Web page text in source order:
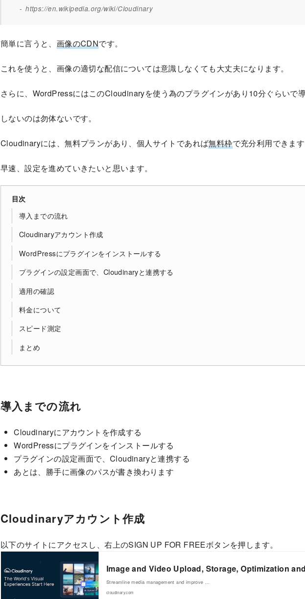
https://en.wikipedia.org/wiki/Cloudinary
簡単に言うと、 画像のCDNです。
これを使うと、画像の適切な配信については意識しなくても大丈夫になります。
さらに、WordPressにはこのCloudinaryを使う為のプラグインがあり10分ぐらいで
しないのは勿体ないです。
Cloudinaryには、無料プランがあり、個人サイトであれば無料枠で充分利用できます
早速、設定を進めていきたいと思います。
目次
導入までの流れ
Cloudinaryアカウント作成
WordPressにプラグインをインストールする
プラグインの設定画面で、Cloudinaryと連携する
適用の確認
料金について
スピード測定
まとめ
導入までの流れ
Cloudinaryにアカウントを作成する
WordPressにプラグインをインストールする
プラグインの設定画面で、Cloudinaryと連携する
あとは、勝手に画像のパスが書き換わります
Cloudinaryアカウント作成
以下のサイトにアクセスし、右上のSIGN UP FOR FREEボタンを押します。
Image and Video Upload, Storage, Optimization
Streamline media management and improve …
cloudinary.com